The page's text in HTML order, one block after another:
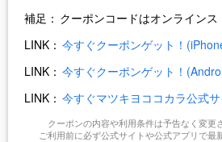
補足： クーポンコードはオンライン
LINK： 今すぐクーポンゲット！
LINK： 今すぐクーポンゲット！
LINK： 今すぐマツキヨココカラ公式サ
クーポンの内容や利用条件は予告なく変更
ご利用前に必ず公式サイトや公式アプリで最